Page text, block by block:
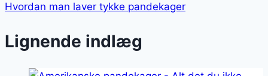
Hvordan man laver tykke pandekager
Lignende indlæg